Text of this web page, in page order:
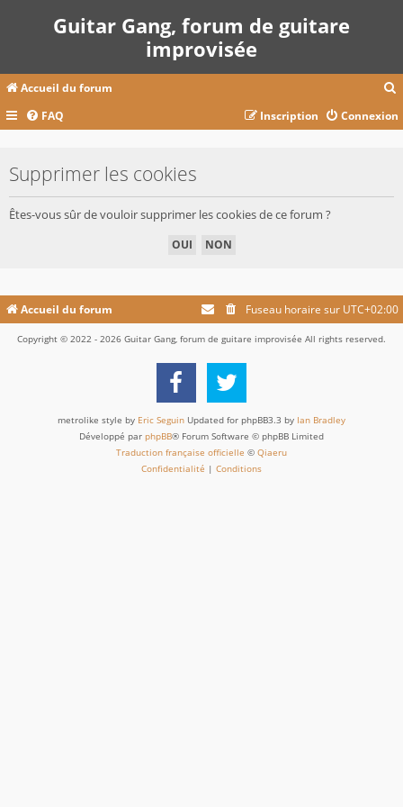
Guitar Gang, forum de guitare
improvisée
Accueil du forum
c
r
FAQ Connexion
Inscription
Supprimer les cookies
Êtes-vous sûr de vouloir supprimer les cookies de ce forum ?
Accueil du forum Fuseau horaire sur UTC+02:00
Copyright © 2022 - 2026 Guitar Gang, forum de guitare improvisée All rights reserved.
metrolike style by Eric Seguin Updated for phpBB3.3 by Ian Bradley
Développé par phpBB® Forum Software © phpBB Limited
Traduction française officielle © Qiaeru
Confidentialité | Conditions